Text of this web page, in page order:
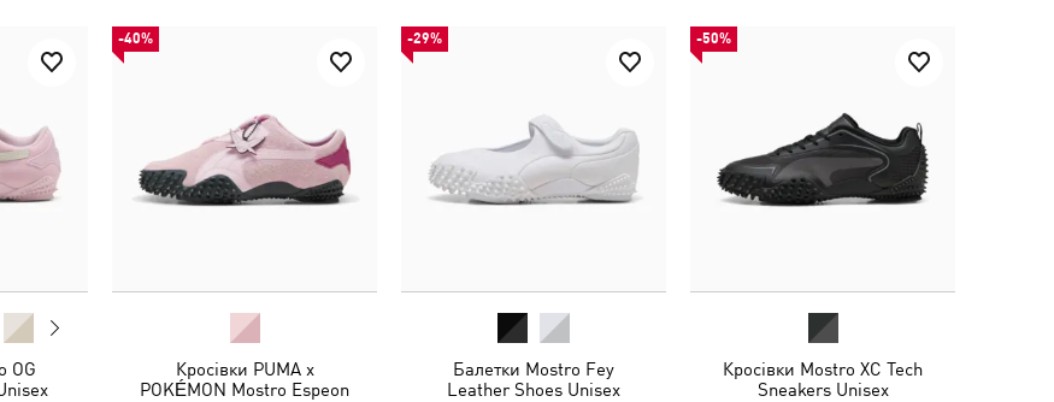
OG
-40%
Кросівки PUMA x
POKÉMON Mostro Espeon
-29%
Балетки Mostro Fey
Leather Shoes Unisex
-50%
Кросівки Mostro XC Tech
Sneakers Unisex